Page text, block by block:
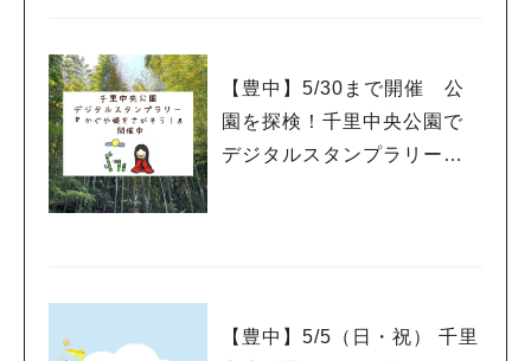
【豊中】5/30まで開催 公
園を探検！千里中央公園で
デジタルスタンプラリーを
【豊中】5/5（日・祝） 千里
人気のキーワード
#今週どこいく？#自然とふれあう#ランチ#カフェ #まとめ
#教えたい／教えて投稿記事 #大阪学院大 商品開発プロジェクト
#あなたはどっち？